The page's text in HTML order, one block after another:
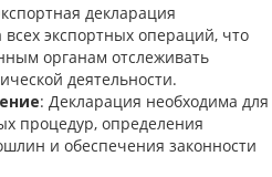
декларация
всех экспортных операций, что
органам отслеживать
деятельности.
: Декларация необходима для
процедур, определения
и обеспечения законности